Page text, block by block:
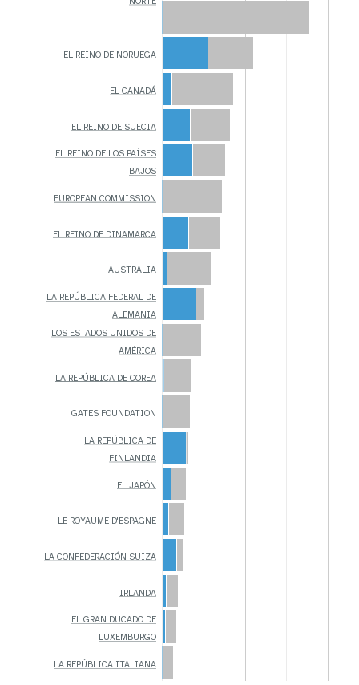
EL REINO DE NORUEGA
EL CANADÁ
EL REINO DE SUECIA
EL REINO DE LOS PAÍSES
BAJOS
EUROPEAN COMMISSION
EL REINO DE DINAMARCA
AUSTRALIA
LA REPÚBLICA FEDERAL DE
ALEMANIA
LOS ESTADOS UNIDOS DE
AMÉRICA
LA REPÚBLICA DE COREA
GATES FOUNDATION
LA REPÚBLICA DE
FINLANDIA
EL JAPÓN
LE ROYAUME D'ESPAGNE
LA CONFEDERACIÓN SUIZA
IRLANDA
EL GRAN DUCADO DE
LUXEMBURGO
LA REPÚBLICA ITALIANA